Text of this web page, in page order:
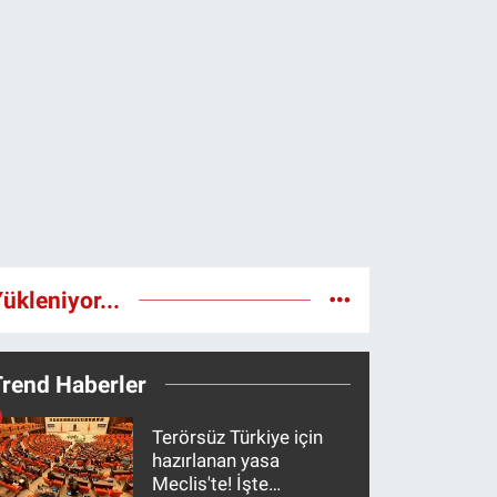
Haberler
Terörsüz Türkiye için
hazırlanan yasa
Meclis'te! İşte